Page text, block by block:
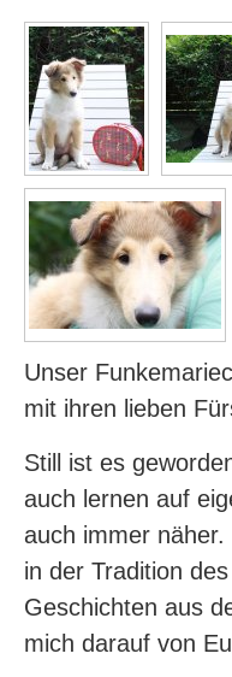
Unser
mit ihren lieben
Still ist es
auch lernen auf
auch immer
in der Tradition
Geschichten aus
mich darauf von